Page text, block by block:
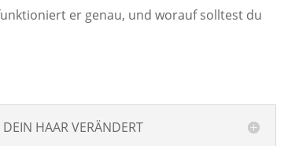
er genau, und worauf solltest du
HAAR VERÄNDERT